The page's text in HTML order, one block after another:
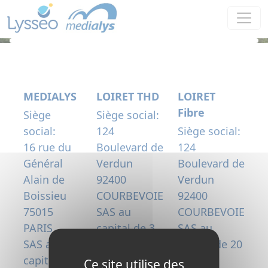
MEDIALYS
Siège
social:
16 rue du
Général
Alain de
Boissieu
75015
PARIS
SAS au
capital de
LOIRET THD
Siège social:
124
Boulevard de
Verdun
92400
COURBEVOIE
SAS au
capital de 3
€uros
LOIRET
Fibre
Siège social:
124
Boulevard de
Verdun
92400
COURBEVOIE
SAS au
capital de 20
000 000
Panneau de gestion des cookies
Ce site utilise des